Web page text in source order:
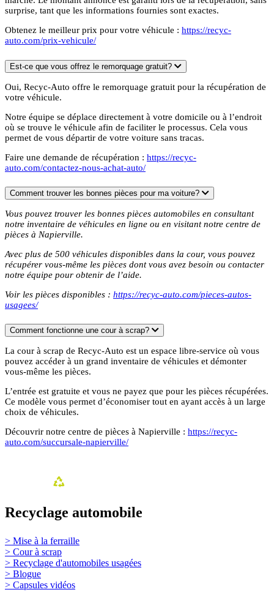
surprise, tant que les informations fournies sont exactes.
Obtenez le meilleur prix pour votre véhicule : https://recyc-
auto.com/prix-vehicule/
Est-ce que vous offrez le remorquage gratuit?
Oui, Recyc-Auto offre le remorquage gratuit pour la récupération de
votre véhicule.
Notre équipe se déplace directement à votre domicile ou à l’endroit
où se trouve le véhicule afin de faciliter le processus. Cela vous
permet de vous départir de votre voiture sans tracas.
Faire une demande de récupération : https://recyc-
auto.com/contactez-nous-achat-auto/
Comment trouver les bonnes pièces pour ma voiture?
Vous pouvez trouver les bonnes pièces automobiles en consultant
notre inventaire de véhicules en ligne ou en visitant notre centre de
pièces à Napierville.
Avec plus de 500 véhicules disponibles dans la cour, vous pouvez
récupérer vous-même les pièces dont vous avez besoin ou contacter
notre équipe pour obtenir de l’aide.
Voir les pièces disponibles : https://recyc-auto.com/pieces-autos-
usagees/
Comment fonctionne une cour à scrap?
La cour à scrap de Recyc-Auto est un espace libre-service où vous
pouvez accéder à un grand inventaire de véhicules et démonter
vous-même les pièces.
L’entrée est gratuite et vous ne payez que pour les pièces récupérées.
Ce modèle vous permet d’économiser tout en ayant accès à un large
choix de véhicules.
Découvrir notre centre de pièces à Napierville : https://recyc-
auto.com/succursale-napierville/
Recyclage automobile
> Mise à la ferraille
> Cour à scrap
> Recyclage d'automobiles usagées
> Blogue
> Capsules vidéos